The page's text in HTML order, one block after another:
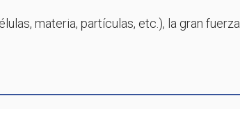
materia, partículas, etc.), la gran fuerza.